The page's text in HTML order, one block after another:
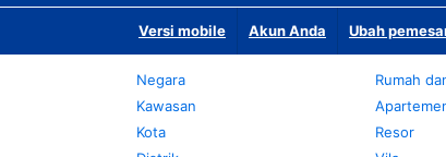
Versi mobile Akun Anda Ubah
Negara
Kawasan
Kota
Rumah
Resor